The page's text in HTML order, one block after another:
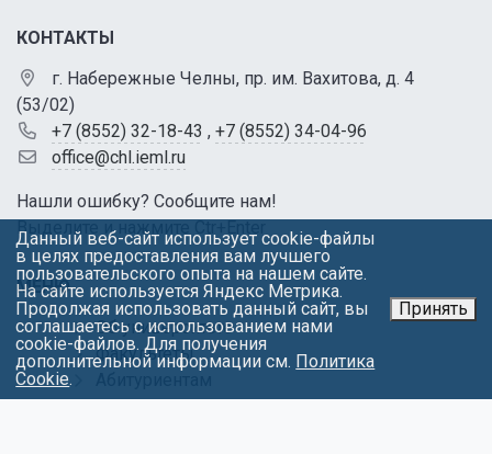
КОНТАКТЫ
г. Набережные Челны, пр. им. Вахитова, д. 4
(53/02)
+7 (8552) 32-18-43 , +7 (8552) 34-04-96
office@chl.ieml.ru
Нашли ошибку? Сообщите нам!
Выделите и нажмите Ctr+Enter
МЕНЮ
Об университете
Факультеты
Студентам
Данный веб-сайт использует cookie-файлы
в целях предоставления вам лучшего
пользовательского опыта на нашем сайте.
На сайте используется Яндекс Метрика.
Продолжая использовать данный сайт, вы
соглашаетесь с использованием нами
cookie-файлов. Для получения
дополнительной информации см. Политика
Cookie.
Принять